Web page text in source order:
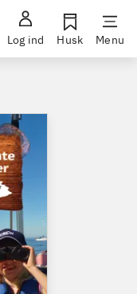
Log ind Husk Menu